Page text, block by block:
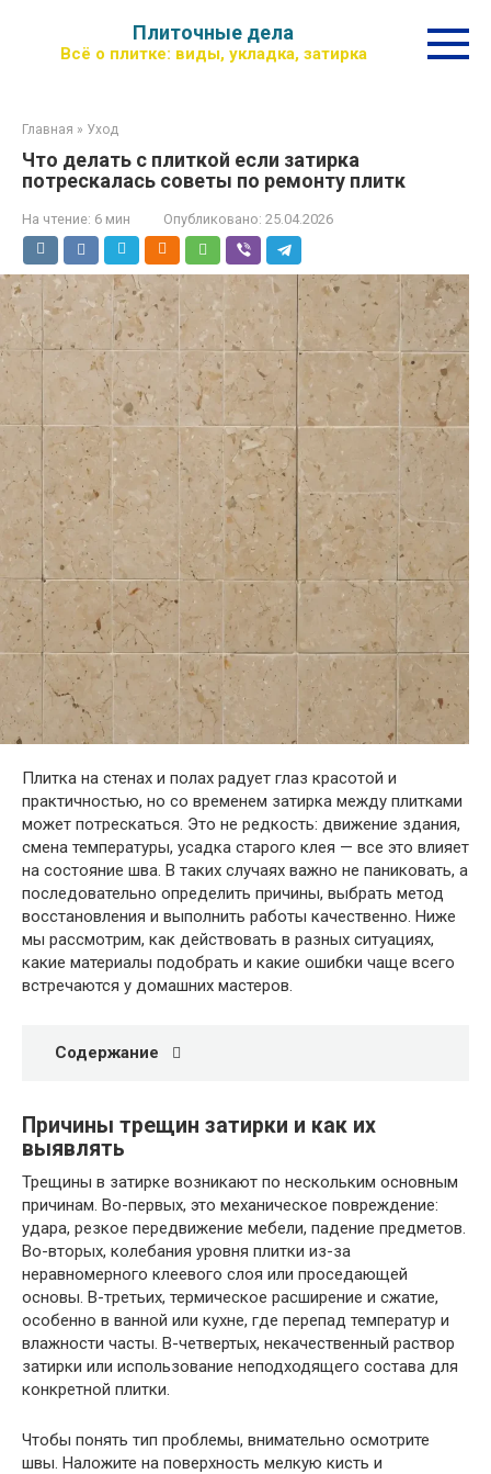
контенту
Плиточные дела
Всё о плитке: виды, укладка, затирка
Главная » Уход
Что делать с плиткой если затирка
потрескалась советы по ремонту плитк
На чтение: 6 мин Опубликовано: 25.04.2026
Плитка на стенах и полах радует глаз красотой и
практичностью, но со временем затирка между плитками
может потрескаться. Это не редкость: движение здания,
смена температуры, усадка старого клея — все это влияет
на состояние шва. В таких случаях важно не паниковать, а
последовательно определить причины, выбрать метод
восстановления и выполнить работы качественно. Ниже
мы рассмотрим, как действовать в разных ситуациях,
какие материалы подобрать и какие ошибки чаще всего
встречаются у домашних мастеров.
Содержание
Причины трещин затирки и как их
выявлять
Трещины в затирке возникают по нескольким основным
причинам. Во-первых, это механическое повреждение:
удара, резкое передвижение мебели, падение предметов.
Во-вторых, колебания уровня плитки из-за
неравномерного клеевого слоя или проседающей
основы. В-третьих, термическое расширение и сжатие,
особенно в ванной или кухне, где перепад температур и
влажности часты. В-четвертых, некачественный раствор
затирки или использование неподходящего состава для
конкретной плитки.
Чтобы понять тип проблемы, внимательно осмотрите
швы. Наложите на поверхность мелкую кисть и